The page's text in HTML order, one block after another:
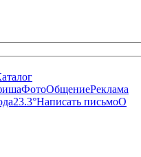
ФотоОбщениеРеклама
23.3°Написать письмоО